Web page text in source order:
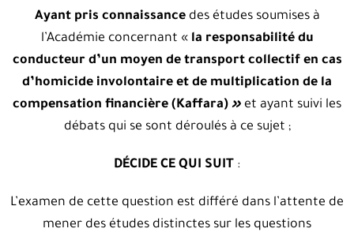
Ayant pris connaissancedes études soumises à
l’Académie concernant « la responsabilité du
conducteur d’un moyen de transport collectif en cas
d’homicide involontaire et de multiplication de la
compensation financière (Kaffara) » et ayant suivi les
débats qui se sont déroulés à ce sujet ;
DÉCIDE CE QUI SUIT :
L’examen de cette question est différé dans l’attente de
mener des études distinctes sur les questions